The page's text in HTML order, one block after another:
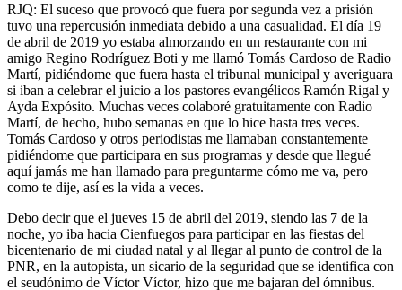
RJQ: El suceso que provocó que fuera por segunda vez a prisión
tuvo una repercusión inmediata debido a una casualidad. El día 19
de abril de 2019 yo estaba almorzando en un restaurante con mi
amigo Regino Rodríguez Boti y me llamó Tomás Cardoso de Radio
Martí, pidiéndome que fuera hasta el tribunal municipal y averiguara
si iban a celebrar el juicio a los pastores evangélicos Ramón Rigal y
Ayda Expósito. Muchas veces colaboré gratuitamente con Radio
Martí, de hecho, hubo semanas en que lo hice hasta tres veces.
Tomás Cardoso y otros periodistas me llamaban constantemente
pidiéndome que participara en sus programas y desde que llegué
aquí jamás me han llamado para preguntarme cómo me va, pero
como te dije, así es la vida a veces.
Debo decir que el jueves 15 de abril del 2019, siendo las 7 de la
noche, yo iba hacia Cienfuegos para participar en las fiestas del
bicentenario de mi ciudad natal y al llegar al punto de control de la
PNR, en la autopista, un sicario de la seguridad que se identifica con
el seudónimo de Víctor Víctor, hizo que me bajaran del ómnibus.